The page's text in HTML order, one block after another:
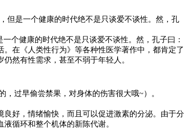
但是一个健康的时代绝不是只谈爱不谈性。然，孔
个健康的时代绝不是只谈爱不谈性。然，孔子曰：
在《人类性行为》等各种性医学著作中，都肯定了
然有性需求，甚至不弱于年轻人。
过早偷尝禁果，对身体的伤害很大哦~）。
好，情绪愉快，而且可以促进激素的分泌。由于分
循环和整个机体的新陈代谢。